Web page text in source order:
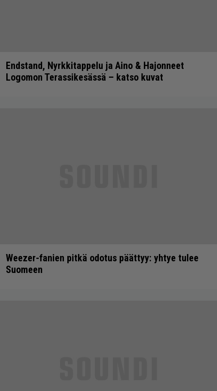
Endstand, Nyrkkitappelu ja Aino & Hajonneet
Logomon Terassikesässä – katso kuvat
Weezer-fanien pitkä odotus päättyy: yhtye tulee
Suomeen